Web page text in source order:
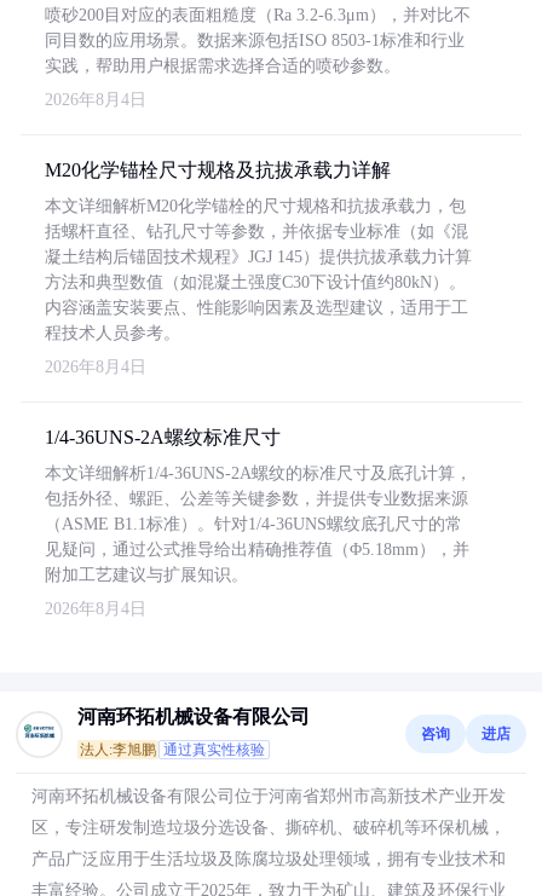
喷砂200目对应的表面粗糙度（Ra 3.2-6.3μm），并对比不
同目数的应用场景。数据来源包括ISO 8503-1标准和行业
实践，帮助用户根据需求选择合适的喷砂参数。
2026年8月4日
M20化学锚栓尺寸规格及抗拔承载力详解
本文详细解析M20化学锚栓的尺寸规格和抗拔承载力，包
括螺杆直径、钻孔尺寸等参数，并依据专业标准（如《混
凝土结构后锚固技术规程》JGJ 145）提供抗拔承载力计算
方法和典型数值（如混凝土强度C30下设计值约80kN）。
内容涵盖安装要点、性能影响因素及选型建议，适用于工
程技术人员参考。
2026年8月4日
1/4-36UNS-2A螺纹标准尺寸
本文详细解析1/4-36UNS-2A螺纹的标准尺寸及底孔计算，
包括外径、螺距、公差等关键参数，并提供专业数据来源
（ASME B1.1标准）。针对1/4-36UNS螺纹底孔尺寸的常
见疑问，通过公式推导给出精确推荐值（Φ5.18mm），并
附加工艺建议与扩展知识。
2026年8月4日
河南环拓机械设备有限公司
法人:李旭鹏 通过真实性核验
咨询 进店
河南环拓机械设备有限公司位于河南省郑州市高新技术产业开发
区，专注研发制造垃圾分选设备、撕碎机、破碎机等环保机械，
产品广泛应用于生活垃圾及陈腐垃圾处理领域，拥有专业技术和
丰富经验。公司成立于2025年，致力于为矿山、建筑及环保行业